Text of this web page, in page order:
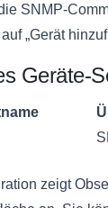
SNMP-
„Gerät
Geräte-
zeigt